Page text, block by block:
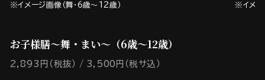
※イメージ画像（舞・6歳～12歳） ※イメー
お子様膳～舞・まい～（6歳～12歳）
2,893円（税抜） 3,500円（税サ込）